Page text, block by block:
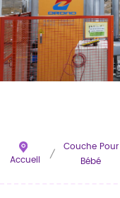
Accueil /
Couche Pour
Bébé